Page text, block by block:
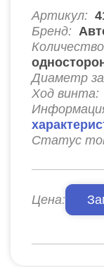
Артикул:
Бренд:
Диаметр
Ход винта:
Статус
Цена: